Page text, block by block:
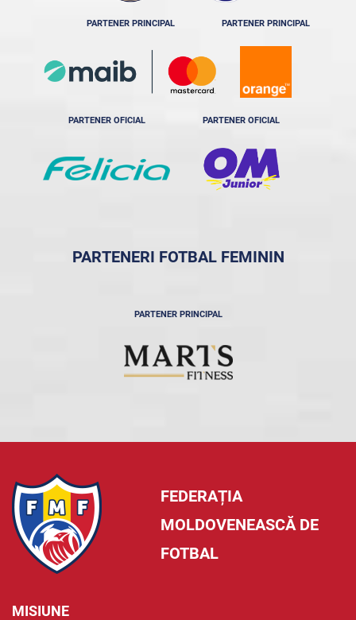
PARTENER PRINCIPAL PARTENER PRINCIPAL
PARTENER OFICIAL PARTENER OFICIAL
PARTENERI FOTBAL FEMININ
PARTENER PRINCIPAL
FEDERAȚIA
MOLDOVENEASCĂ DE
FOTBAL
MISIUNE